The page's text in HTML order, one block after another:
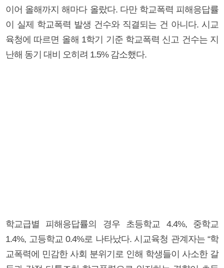
이어 올해까지 해마다 올랐다. 다만 학교폭력 피해응답률
이 실제 학교폭력 발생 건수와 직결되는 건 아니다. 시교
육청에 따르면 올해 1학기 기준 학교폭력 신고 건수는 지
난해 동기 대비 오히려 1.5% 감소했다.
학교급별 피해응답률의 경우 초등학교 4.4%, 중학교
1.4%, 고등학교 0.4%로 나타났다. 시교육청 관계자는 “학
교폭력에 민감한 사회 분위기로 인해 학생들이 사소한 갈